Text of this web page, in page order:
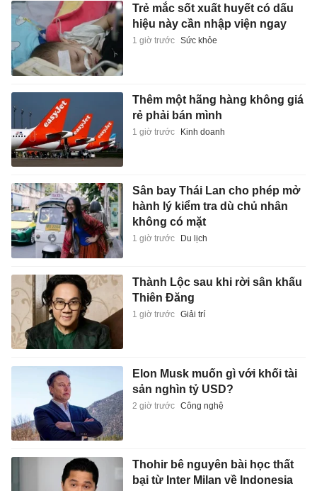
Trẻ mắc sốt xuất huyết có dấu
hiệu này cần nhập viện ngay
1 giờ trước Sức khỏe
Thêm một hãng hàng không giá
rẻ phải bán mình
1 giờ trước Kinh doanh
Sân bay Thái Lan cho phép mở
hành lý kiểm tra dù chủ nhân
không có mặt
1 giờ trước Du lịch
Thành Lộc sau khi rời sân khấu
Thiên Đăng
1 giờ trước Giải trí
Elon Musk muốn gì với khối tài
sản nghìn tỷ USD?
2 giờ trước Công nghệ
Thohir bê nguyên bài học thất
bại từ Inter Milan về Indonesia